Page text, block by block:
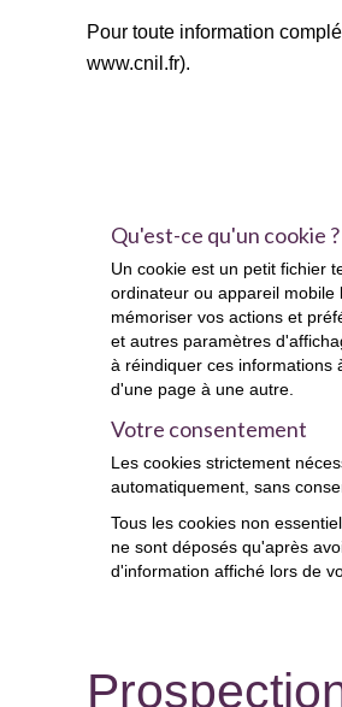
Pour toute information
www.cnil.fr).
Qu'est-ce qu'un cookie ?
Un cookie est un petit fichier
ordinateur ou appareil
mémoriser vos actions et
et autres paramètres
à réindiquer ces informations
d'une page à une autre.
Votre consentement
Les cookies strictement
automatiquement, sans
Tous les cookies non
ne sont déposés qu'après
d'information affiché lors de